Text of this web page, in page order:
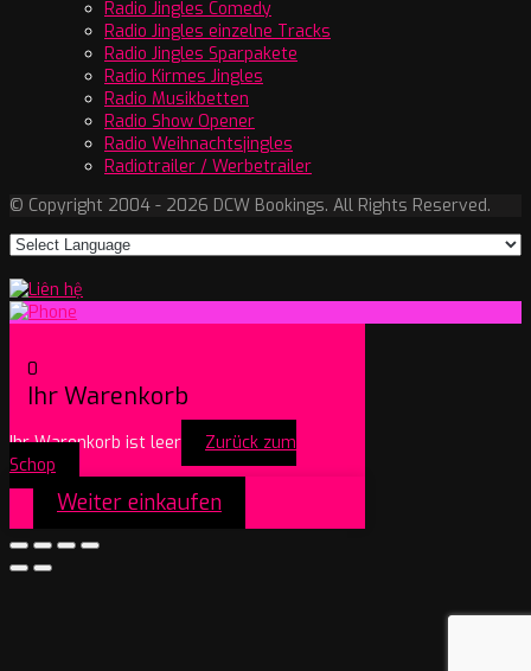
Radio Jingles Comedy
Radio Jingles einzelne Tracks
Radio Jingles Sparpakete
Radio Kirmes Jingles
Radio Musikbetten
Radio Show Opener
Radio Weihnachtsjingles
Radiotrailer / Werbetrailer
© Copyright 2004 - 2026 DCW Bookings. All Rights Reserved.
0
Ihr Warenkorb
Ihr Warenkorb ist leer
Zurück zum
Schop
Weiter einkaufen